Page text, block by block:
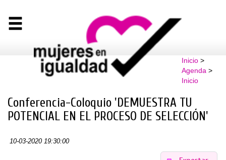
Inicio>
Agenda >
Inicio
Conferencia-Coloquio 'DEMUESTRA TU
POTENCIAL EN EL PROCESO DE SELECCIÓN'
10-03-2020 19:30:00